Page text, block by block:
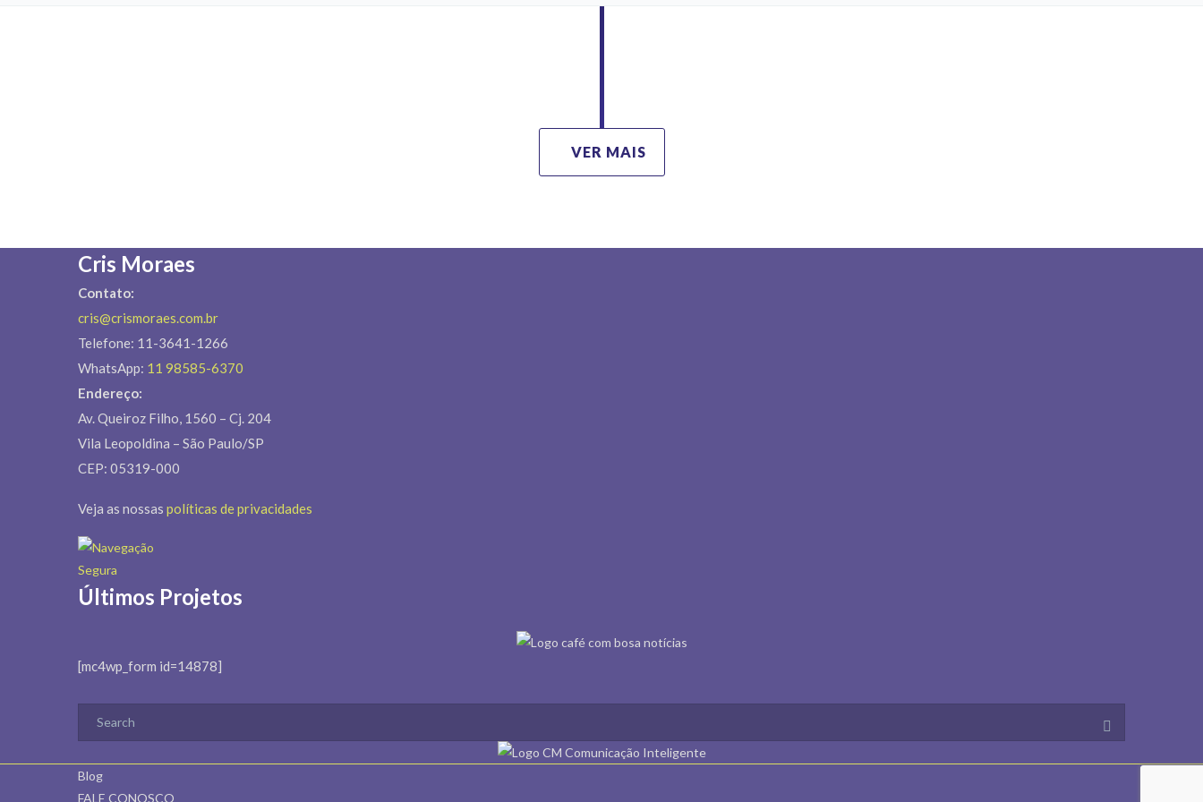
VER MAIS
Cris Moraes
Contato:
cris@crismoraes.com.br
Telefone: 11-3641-1266
WhatsApp: 11 98585-6370
Endereço:
Av. Queiroz Filho, 1560 – Cj. 204
Vila Leopoldina – São Paulo/SP
CEP: 05319-000
Veja as nossas políticas de privacidades
Últimos Projetos
[mc4wp_form id=14878]
Blog
FALE CONOSCO